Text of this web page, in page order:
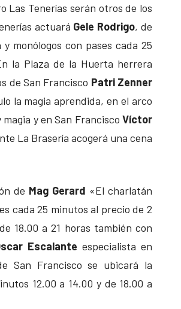
Las Tenerías serán otros de los
actuará Gele Rodrigo, de
monólogos con pases cada 25
la Plaza de la Huerta herrera
de San Francisco Patri Zenner
la magia aprendida, en el arco
y en San FranciscoVíctor
La Brasería acogerá una cena
de Mag Gerard «El charlatán
cada 25 minutos al precio de 2
18.00 a 21 horas también con
Escalante especialista en
San Francisco se ubicará la
12.00 a 14.00 y de 18.00 a